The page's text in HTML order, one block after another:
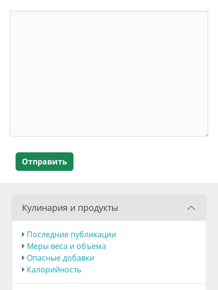
Отправить
Кулинария и продукты
Последние публикации
Меры веса и объема
Опасные добавки
Калорийность